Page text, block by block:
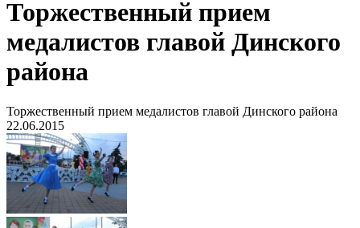
Торжественный прием
медалистов главой Динского
района
Торжественный прием медалистов главой Динского района
22.06.2015